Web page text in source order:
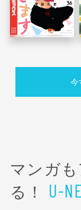
今
マンガ
る！ U-